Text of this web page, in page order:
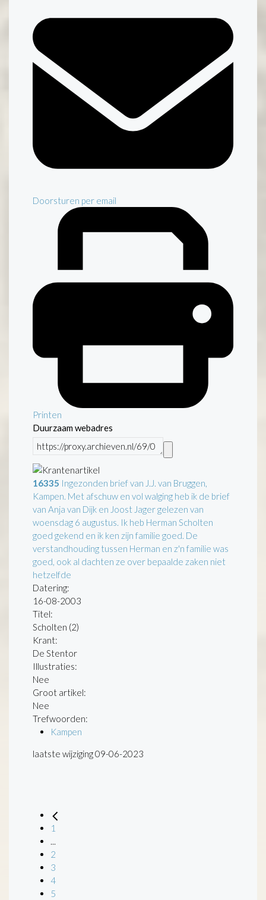
Doorsturen per email
Printen
Duurzaam webadres
16335 Ingezonden brief van J.J. van Bruggen,
Kampen. Met afschuw en vol walging heb ik de brief
van Anja van Dijk en Joost Jager gelezen van
woensdag 6 augustus. Ik heb Herman Scholten
goed gekend en ik ken zijn familie goed. De
verstandhouding tussen Herman en z'n familie was
goed, ook al dachten ze over bepaalde zaken niet
hetzelfde
Datering:
16-08-2003
Titel:
Scholten (2)
Krant:
De Stentor
Illustraties:
Nee
Groot artikel:
Nee
Trefwoorden:
Kampen
laatste wijziging 09-06-2023
1
2
3
4
5